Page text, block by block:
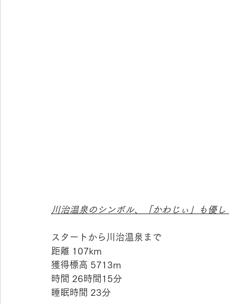
川治温泉のシンボル、「かわじぃ」も優
スタートから川治温泉まで
距離 107km
獲得標高 5713m
時間 26時間15分
睡眠時間 23分